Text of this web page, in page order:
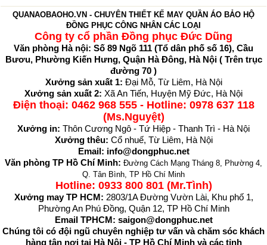
QUANAOBAOHO.VN - CHUYÊN THIẾT KẾ MAY QUẦN ÁO BẢO HỘ
ĐỒNG PHỤC CÔNG NHÂN CÁC LOẠI
Công ty cổ phần Đồng phục Đức Dũng
Văn phòng Hà nội: Số 89 Ngõ 111 (Tổ dân phố số 16), Cầu
Bươu, Phường Kiến Hưng, Quận Hà Đông, Hà Nội ( Trên trục
đường 70 )
Xưởng sản xuất 1: Đại Mỗ, Từ Liêm, Hà Nội
Xưởng sản xuất 2: Xã An Tiến, Huyện Mỹ Đức, Hà Nội
Điện thoại: 0462 968 555- Hotline: 0978 637 118
(Ms.Nguyệt)
Xưởng in: Thôn Cương Ngô - Tứ Hiệp - Thanh Trì - Hà Nội
Xưởng thêu: Cổ nhuế, Từ Liêm, Hà Nội
Email: info@dongphuc.net
Văn phòng TP Hồ Chí Minh: Đường Cách Mạng Tháng 8, Phường 4,
Q. Tân Bình, TP Hồ Chí Minh
Hotline: 0933 800 801 (Mr.Tình)
Xưởng may TP HCM: 2803/1A Đường Vườn Lài, Khu phố 1,
Phường An Phú Đồng, Quận 12, TP Hồ Chí Minh
Email TPHCM: saigon@dongphuc.net
Chúng tôi có đội ngũ chuyên nghiệp tư vấn và chăm sóc khách
hàng tận nơi tại Hà Nội - TP Hồ Chí Minh và các tỉnh